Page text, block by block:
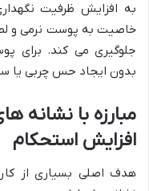
به افزایش ظرفیت
خاصیت به پوست نرمی و
جلوگیری می کند. برای
بدون ایجاد حس چربی یا
مبارزه با نشانه
افزایش استحکام
هدف اصلی بسیاری از